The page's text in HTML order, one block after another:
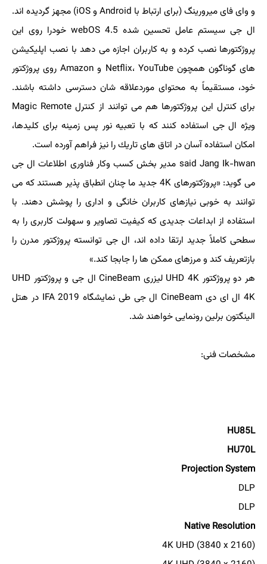
و وای فای میرورینگ (برای ارتباط با Android و iOS) مجهز گردیده اند.
ال جی سیستم عامل تحسین شده webOS 4.5 خودرا روی این
پروژكتورها نصب كرده و به كاربران اجازه می دهد با نصب اپلیكیشن
های گوناگون همچون Netflix، YouTube و Amazon روی پروژكتور
خود، مستقیماً به محتوای موردعلاقه شان دسترسی داشته باشند.
برای كنترل این پروژكتورها هم می توانند از كنترل Magic Remote
ویژه ال جی استفاده كنند كه با تعبیه نور پس زمینه برای كلیدها،
امكان استفاده آسان در اتاق های تاریك را نیز فراهم آورده است.
said Jang Ik-hwan مدیر بخش كسب وكار فناوری اطلاعات ال جی
می گوید: «پروژكتورهای 4K جدید ما چنان انطباق پذیر هستند كه می
توانند به خوبی نیازهای كاربران خانگی و اداری را پوشش دهند. با
استفاده از ابداعات جدیدی كه كیفیت تصاویر و سهولت كاربری را به
سطحی كاملاً جدید ارتقا داده اند، ال جی توانسته پروژكتور مدرن را
بازتعریف كند و مرزهای ممكن ها را جابجا كند.»
هر دو پروژكتور UHD 4K لیزری CineBeam ال جی و پروژكتور UHD
4K ال ای دی CineBeam ال جی طی نمایشگاه IFA 2019 در هتل
الینگتون برلین رونمایی خواهند شد.
مشخصات فنی:
HU85L
HU70L
Projection System
DLP
DLP
Native Resolution
4K UHD (3840 x 2160)